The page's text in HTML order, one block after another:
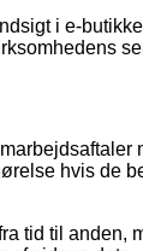
i e-
hvis de
tid til anden,